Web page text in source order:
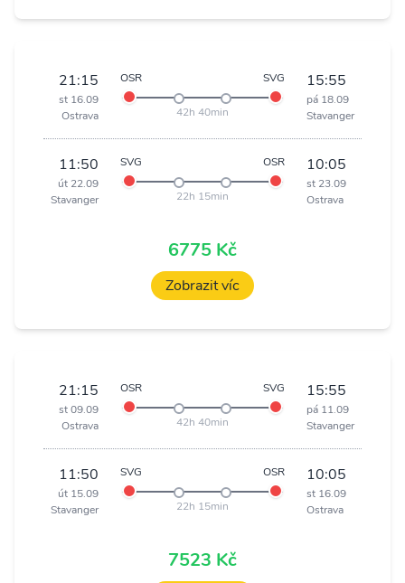
21:15
st 16.09
Ostrava
OSR SVG
42h 40min
15:55
pá 18.09
Stavanger
11:50
út 22.09
Stavanger
SVG OSR
22h 15min
10:05
st 23.09
Ostrava
6775 Kč
Zobrazit víc
21:15
st 09.09
Ostrava
OSR SVG
42h 40min
15:55
pá 11.09
Stavanger
11:50
út 15.09
Stavanger
SVG OSR
22h 15min
10:05
st 16.09
Ostrava
7523 Kč